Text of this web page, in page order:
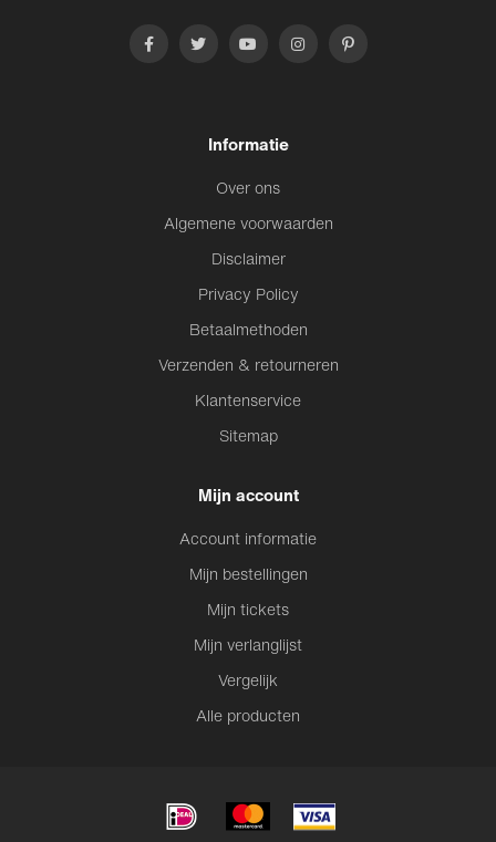
Informatie
Over ons
Algemene voorwaarden
Disclaimer
Privacy Policy
Betaalmethoden
Verzenden & retourneren
Klantenservice
Sitemap
Mijn account
Account informatie
Mijn bestellingen
Mijn tickets
Mijn verlanglijst
Vergelijk
Alle producten